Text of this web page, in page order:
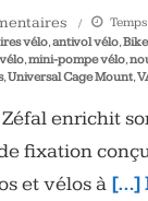
vélo,antivol vélo,
,mini-pompe vélo,
,Universal Cage Mount,
enrichit
fixation
et vélos à […]